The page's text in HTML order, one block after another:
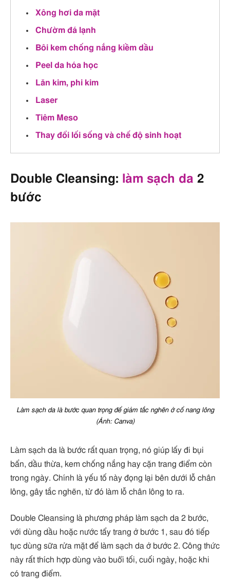
Xông hơi da mặt
Chườm đá lạnh
Bôi kem chống nắng kiềm dầu
Peel da hóa học
Lăn kim, phi kim
Laser
Tiêm Meso
Thay đổi lối sống và chế độ sinh hoạt
Double Cleansing: làm sạch da 2
bước
Làm sạch da là bước quan trọng để giảm tắc nghẽn ở cổ nang lông
(Ảnh: Canva)
Làm sạch da là bước rất quan trọng, nó giúp lấy đi bụi
bẩn, dầu thừa, kem chống nắng hay cặn trang điểm còn
trong ngày. Chính là yếu tố này đọng lại bên dưới lỗ chân
lông, gây tắc nghẽn, từ đó làm lỗ chân lông to ra.
Double Cleansing là phương pháp làm sạch da 2 bước,
với dùng dầu hoặc nước tẩy trang ở bước 1, sau đó tiếp
tục dùng sữa rửa mặt để làm sạch da ở bước 2. Công thức
này rất thích hợp dùng vào buổi tối, cuối ngày, hoặc khi
có trang điểm.